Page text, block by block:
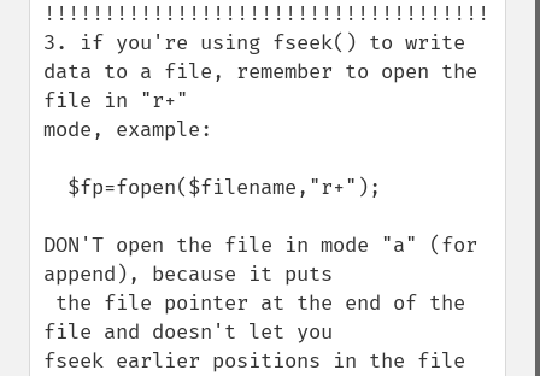
!!!!!!!!!!!!!!!!!!!!!!!!!!!!!!!!!!!!!!
3. if you're using fseek() to write
data to a file, remember to open the
file in "r+"
mode, example:
DON'T open the file in mode "a" (for
append), because it puts
file and doesn't let you
fseek earlier positions in the file